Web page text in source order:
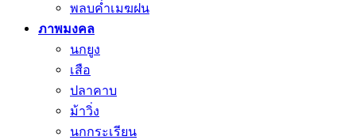
พลบค่ำเมฆฝน
ภาพมงคล
นกยูง
เสือ
ปลาคาบ
ม้าวิ่ง
นกกระเรียน